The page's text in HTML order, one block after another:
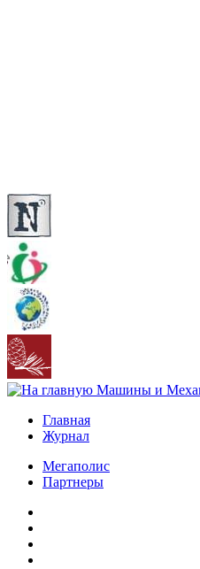
Главная
Журнал
Мегаполис
Партнеры